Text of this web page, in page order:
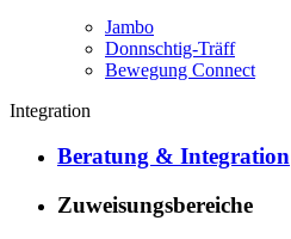
Jambo
Donnschtig-Träff
Bewegung Connect
Integration
Beratung & Integration
Zuweisungsbereiche